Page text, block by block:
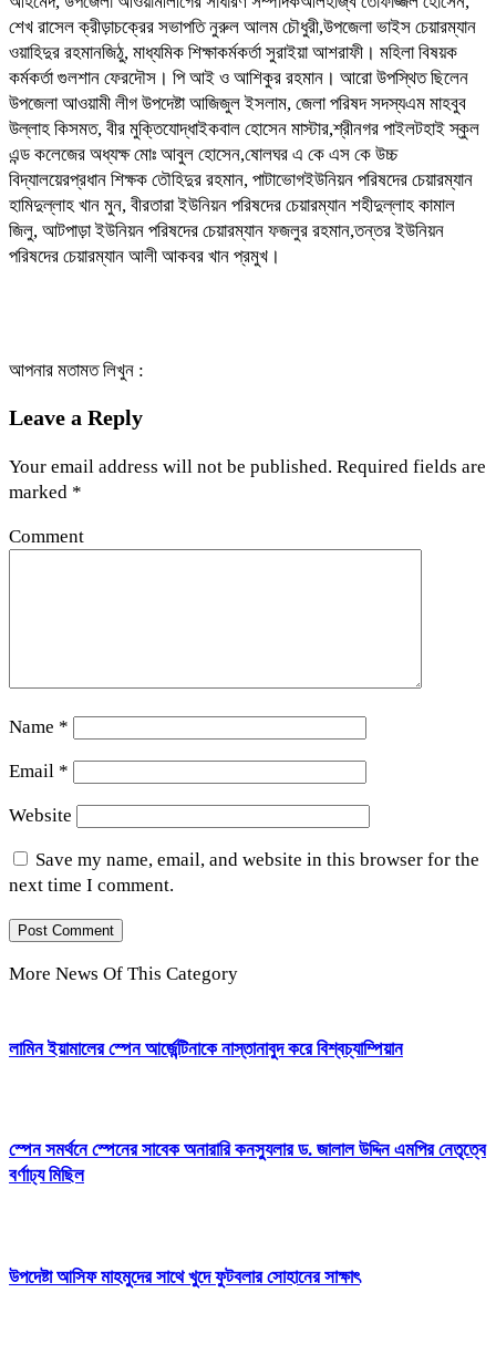
শেখ রাসেল ক্রীড়াচক্রের সভাপতি নুরুল আলম চৌধুরী,উপজেলা ভাইস চেয়ারম্যান
ওয়াহিদুর রহমানজিঠু, মাধ্যমিক শিক্ষাকর্মকর্তা সুরাইয়া আশরাফী। মহিলা বিষয়ক
কর্মকর্তা গুলশান ফেরদৌস। পি আই ও আশিকুর রহমান। আরো উপস্থিত ছিলেন
উপজেলা আওয়ামী লীগ উপদেষ্টা আজিজুল ইসলাম, জেলা পরিষদ সদস্যএম মাহবুব
উল্লাহ কিসমত, বীর মুক্তিযোদ্ধাইকবাল হোসেন মাস্টার,শ্রীনগর পাইলটহাই স্কুল
এন্ড কলেজের অধ্যক্ষ মোঃ আবুল হোসেন,ষোলঘর এ কে এস কে উচ্চ
বিদ্যালয়েরপ্রধান শিক্ষক তৌহিদুর রহমান, পাটাভোগইউনিয়ন পরিষদের চেয়ারম্যান
হামিদুল্লাহ খান মুন, বীরতারা ইউনিয়ন পরিষদের চেয়ারম্যান শহীদুল্লাহ কামাল
জিলু, আটপাড়া ইউনিয়ন পরিষদের চেয়ারম্যান ফজলুর রহমান,তন্তর ইউনিয়ন
পরিষদের চেয়ারম্যান আলী আকবর খান প্রমুখ।
আপনার মতামত লিখুন :
Leave a Reply
Your email address will not be published. Required fields are
marked *
Comment
Name *
Email *
Website
Save my name, email, and website in this browser for the
next time I comment.
More News Of This Category
লামিন ইয়ামালের স্পেন আর্জেন্টিনাকে নাস্তানাবুদ করে বিশ্বচ্যাম্পিয়ান
স্পেন সমর্থনে স্পেনের সাবেক অনারারি কনস্যুলার ড. জালাল উদ্দিন এমপির নেতৃত্বে
বর্ণাঢ্য মিছিল
উপদেষ্টা আসিফ মাহমুদের সাথে খুদে ফুটবলার সোহানের সাক্ষাৎ